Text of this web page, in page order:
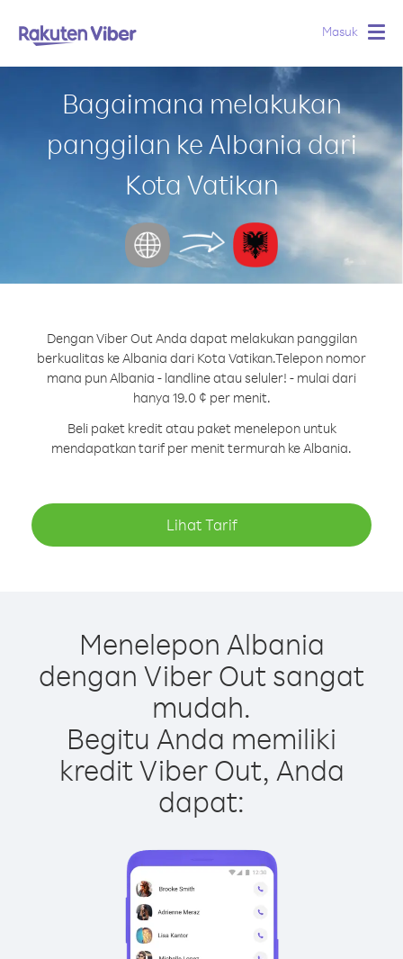
Masuk
Bagaimana melakukan
panggilan ke Albania dari
Kota Vatikan
Dengan Viber Out Anda dapat melakukan panggilan
berkualitas ke Albania dari Kota Vatikan.Telepon nomor
mana pun Albania - landline atau seluler! - mulai dari
hanya 19.0 ¢ per menit.
Beli paket kredit atau paket menelepon untuk
mendapatkan tarif per menit termurah ke Albania.
Lihat Tarif
Menelepon Albania
dengan Viber Out sangat
mudah.
Begitu Anda memiliki
kredit Viber Out, Anda
dapat: